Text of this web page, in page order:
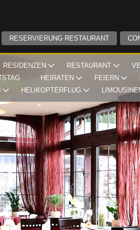
RESERVIERUNG RESTAURANT
RESIDENZEN RESTAURANT
HEIRATEN FEIERN
HELIKOPTERFLUG